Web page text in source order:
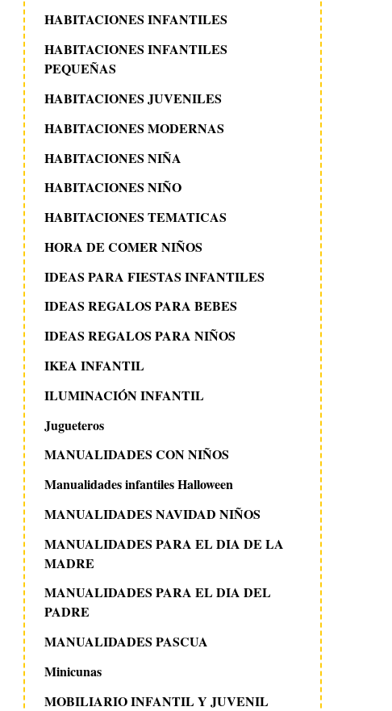
HABITACIONES INFANTILES
HABITACIONES INFANTILES
PEQUEÑAS
HABITACIONES JUVENILES
HABITACIONES MODERNAS
HABITACIONES NIÑA
HABITACIONES NIÑO
HABITACIONES TEMATICAS
HORA DE COMER NIÑOS
IDEAS PARA FIESTAS INFANTILES
IDEAS REGALOS PARA BEBES
IDEAS REGALOS PARA NIÑOS
IKEA INFANTIL
ILUMINACIÓN INFANTIL
Jugueteros
MANUALIDADES CON NIÑOS
Manualidades infantiles Halloween
MANUALIDADES NAVIDAD NIÑOS
MANUALIDADES PARA EL DIA DE LA
MADRE
MANUALIDADES PARA EL DIA DEL
PADRE
MANUALIDADES PASCUA
Minicunas
MOBILIARIO INFANTIL Y JUVENIL